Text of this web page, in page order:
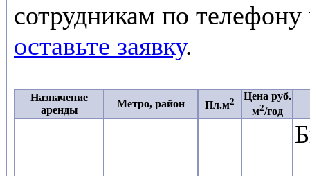
сотрудникам по
оставьте заявку.
Назначение
аренды
Метро, район Пл.м2
Цена руб.
м2/год